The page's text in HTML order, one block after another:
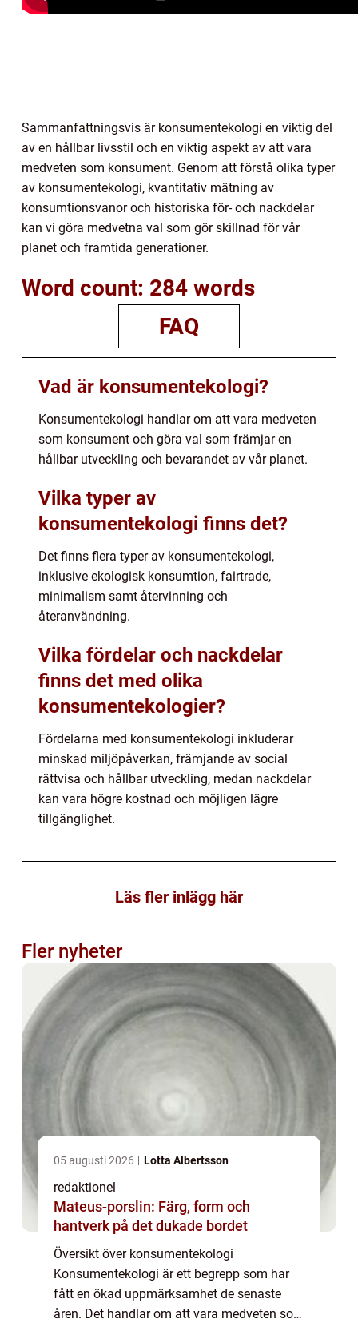
Sammanfattningsvis är konsumentekologi en viktig del
av en hållbar livsstil och en viktig aspekt av att vara
medveten som konsument. Genom att förstå olika typer
av konsumentekologi, kvantitativ mätning av
konsumtionsvanor och historiska för- och nackdelar
kan vi göra medvetna val som gör skillnad för vår
planet och framtida generationer.
Word count: 284 words
FAQ
Vad är konsumentekologi?
Konsumentekologi handlar om att vara medveten
som konsument och göra val som främjar en
hållbar utveckling och bevarandet av vår planet.
Vilka typer av
konsumentekologi finns det?
Det finns flera typer av konsumentekologi,
inklusive ekologisk konsumtion, fairtrade,
minimalism samt återvinning och
återanvändning.
Vilka fördelar och nackdelar
finns det med olika
konsumentekologier?
Fördelarna med konsumentekologi inkluderar
minskad miljöpåverkan, främjande av social
rättvisa och hållbar utveckling, medan nackdelar
kan vara högre kostnad och möjligen lägre
tillgänglighet.
Läs fler inlägg här
Fler nyheter
05 augusti 2026 Lotta Albertsson
redaktionel
Mateus-porslin: Färg, form och
hantverk på det dukade bordet
Översikt över konsumentekologi
Konsumentekologi är ett begrepp som har
fått en ökad uppmärksamhet de senaste
åren. Det handlar om att vara medveten som